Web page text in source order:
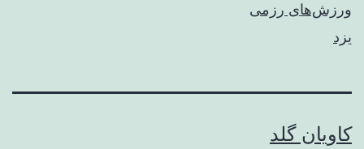
ورزش‌های رزمی
یزد
کاویان گلد